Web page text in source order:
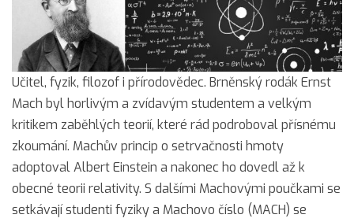
Učitel, fyzik, filozof i přírodovědec. Brněnský rodák Ernst
Mach byl horlivým a zvídavým studentem a velkým
kritikem zaběhlých teorií, které rád podroboval přísnému
zkoumání. Machův princip o setrvačnosti hmoty
adoptoval Albert Einstein a nakonec ho dovedl až k
obecné teorii relativity. S dalšími Machovými poučkami se
setkávají studenti fyziky a Machovo číslo (MACH) se